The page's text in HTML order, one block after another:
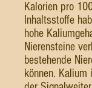
Kalorien pro
Inhaltsstoffe
hohe
Nierensteine
bestehende
können.